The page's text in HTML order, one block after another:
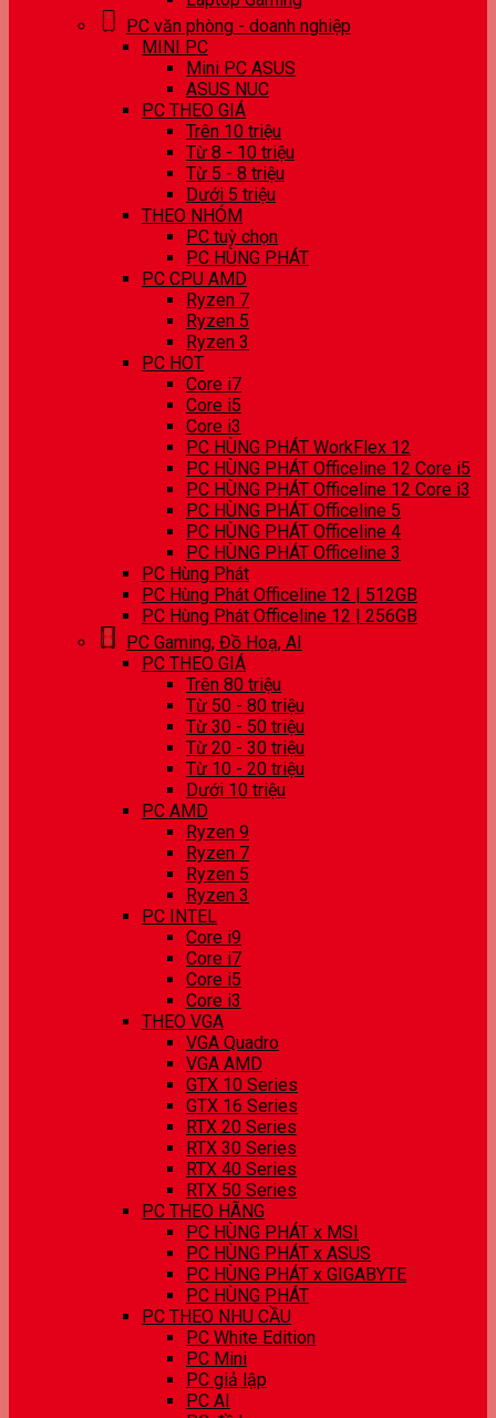
PC văn phòng - doanh nghiệp
MINI PC
Mini PC ASUS
ASUS NUC
PC THEO GIÁ
Trên 10 triệu
Từ 8 - 10 triệu
Từ 5 - 8 triệu
Dưới 5 triệu
THEO NHÓM
PC tuỳ chọn
PC HÙNG PHÁT
PC CPU AMD
Ryzen 7
Ryzen 5
Ryzen 3
PC HOT
Core i7
Core i5
Core i3
PC HÙNG PHÁT WorkFlex 12
PC HÙNG PHÁT Officeline 12 Core i5
PC HÙNG PHÁT Officeline 12 Core i3
PC HÙNG PHÁT Officeline 5
PC HÙNG PHÁT Officeline 4
PC HÙNG PHÁT Officeline 3
PC Hùng Phát
PC Hùng Phát Officeline 12 | 512GB
PC Hùng Phát Officeline 12 | 256GB
PC Gaming, Đồ Hoạ, AI
PC THEO GIÁ
Trên 80 triệu
Từ 50 - 80 triệu
Từ 30 - 50 triệu
Từ 20 - 30 triệu
Từ 10 - 20 triệu
Dưới 10 triệu
PC AMD
Ryzen 9
Ryzen 7
Ryzen 5
Ryzen 3
PC INTEL
Core i9
Core i7
Core i5
Core i3
THEO VGA
VGA Quadro
VGA AMD
GTX 10 Series
GTX 16 Series
RTX 20 Series
RTX 30 Series
RTX 40 Series
RTX 50 Series
PC THEO HÃNG
PC HÙNG PHÁT x MSI
PC HÙNG PHÁT x ASUS
PC HÙNG PHÁT x GIGABYTE
PC HÙNG PHÁT
PC THEO NHU CẦU
PC White Edition
PC Mini
PC giả lập
PC AI